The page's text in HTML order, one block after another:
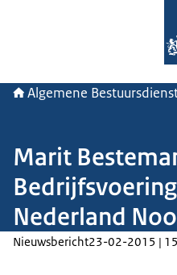
Algemene
Marit
Nederland
Nieuwsbericht23-02-2015 |